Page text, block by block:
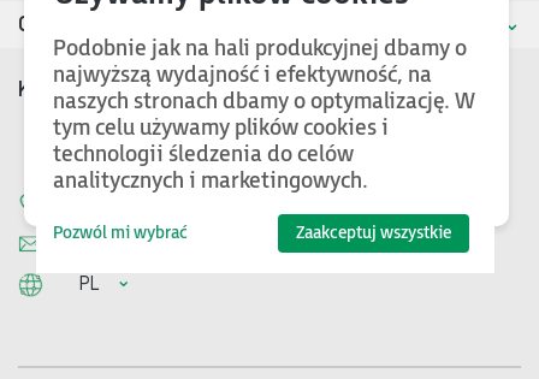
O nas
Kontakt
ASTOR Centrala
ul. Smoleńsk 29, 31-112 Kraków
info@astor.com.pl
PL
Podobnie jak na hali produkcyjnej dbamy o
najwyższą wydajność i efektywność, na
naszych stronach dbamy o optymalizację. W
tym celu używamy plików cookies i
technologii śledzenia do celów
analitycznych i marketingowych.
Pozwól mi wybrać Zaakceptuj wszystkie